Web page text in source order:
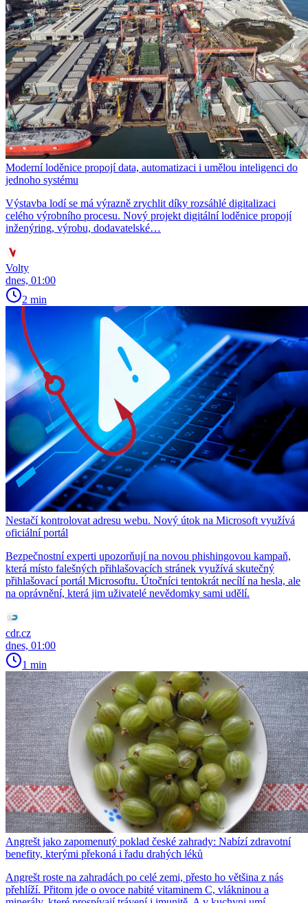
Moderní loděnice propojí data, automatizaci i umělou inteligenci do
jednoho systému
Výstavba lodí se má výrazně zrychlit díky rozsáhlé digitalizaci
celého výrobního procesu. Nový projekt digitální loděnice propojí
inženýring, výrobu, dodavatelské…
Volty
dnes, 01:00
2 min
Nestačí kontrolovat adresu webu. Nový útok na Microsoft využívá
oficiální portál
Bezpečnostní experti upozorňují na novou phishingovou kampaň,
která místo falešných přihlašovacích stránek využívá skutečný
přihlašovací portál Microsoftu. Útočníci tentokrát necílí na hesla, ale
na oprávnění, která jim uživatelé nevědomky sami udělí.
cdr.cz
dnes, 01:00
1 min
Angrešt jako zapomenutý poklad české zahrady: Nabízí zdravotní
benefity, kterými překoná i řadu drahých léků
Angrešt roste na zahradách po celé zemi, přesto ho většina z nás
přehlíží. Přitom jde o ovoce nabité vitaminem C, vlákninou a